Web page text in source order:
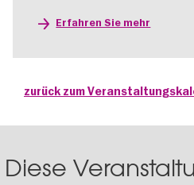
Erfahren Sie mehr
zurück zum
Diese